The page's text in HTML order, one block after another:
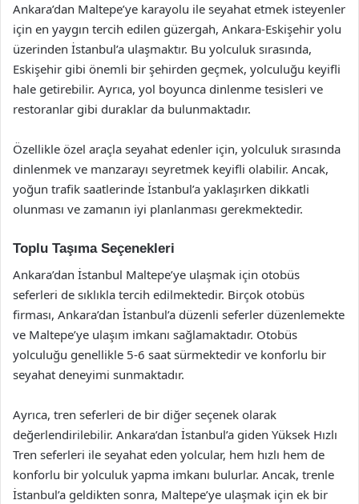
Ankara’dan Maltepe’ye karayolu ile seyahat etmek isteyenler
için en yaygın tercih edilen güzergah, Ankara-Eskişehir yolu
üzerinden İstanbul’a ulaşmaktır. Bu yolculuk sırasında,
Eskişehir gibi önemli bir şehirden geçmek, yolculuğu keyifli
hale getirebilir. Ayrıca, yol boyunca dinlenme tesisleri ve
restoranlar gibi duraklar da bulunmaktadır.
Özellikle özel araçla seyahat edenler için, yolculuk sırasında
dinlenmek ve manzarayı seyretmek keyifli olabilir. Ancak,
yoğun trafik saatlerinde İstanbul’a yaklaşırken dikkatli
olunması ve zamanın iyi planlanması gerekmektedir.
Toplu Taşıma Seçenekleri
Ankara’dan İstanbul Maltepe’ye ulaşmak için otobüs
seferleri de sıklıkla tercih edilmektedir. Birçok otobüs
firması, Ankara’dan İstanbul’a düzenli seferler düzenlemekte
ve Maltepe’ye ulaşım imkanı sağlamaktadır. Otobüs
yolculuğu genellikle 5-6 saat sürmektedir ve konforlu bir
seyahat deneyimi sunmaktadır.
Ayrıca, tren seferleri de bir diğer seçenek olarak
değerlendirilebilir. Ankara’dan İstanbul’a giden Yüksek Hızlı
Tren seferleri ile seyahat eden yolcular, hem hızlı hem de
konforlu bir yolculuk yapma imkanı bulurlar. Ancak, trenle
İstanbul’a geldikten sonra, Maltepe’ye ulaşmak için ek bir